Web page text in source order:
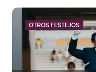
OTROS FESTEJOS